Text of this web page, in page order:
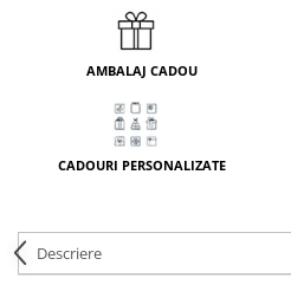
AMBALAJ CADOU
CADOURI PERSONALIZATE
Descriere